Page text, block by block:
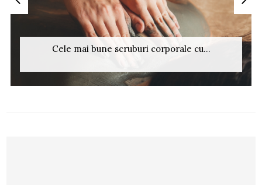
Cele mai bune scruburi corporale cu...